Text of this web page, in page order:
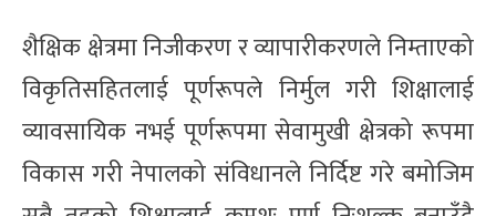
शैक्षिक क्षेत्रमा निजीकरण र व्यापारीकरणले निम्ताएको
विकृतिसहितलाई पूर्णरूपले निर्मुल गरी शिक्षालाई
व्यावसायिक नभई पूर्णरूपमा सेवामुखी क्षेत्रको रूपमा
विकास गरी नेपालको संविधानले निर्दिष्ट गरे बमोजिम